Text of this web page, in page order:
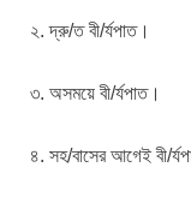
২. দ্রু/ত বী/র্যপাত।
৩. অসময়ে বী/র্যপাত।
৪. সহ/বাসের আগেই বী/